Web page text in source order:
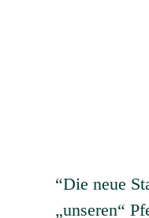
“Die neue
„unseren“